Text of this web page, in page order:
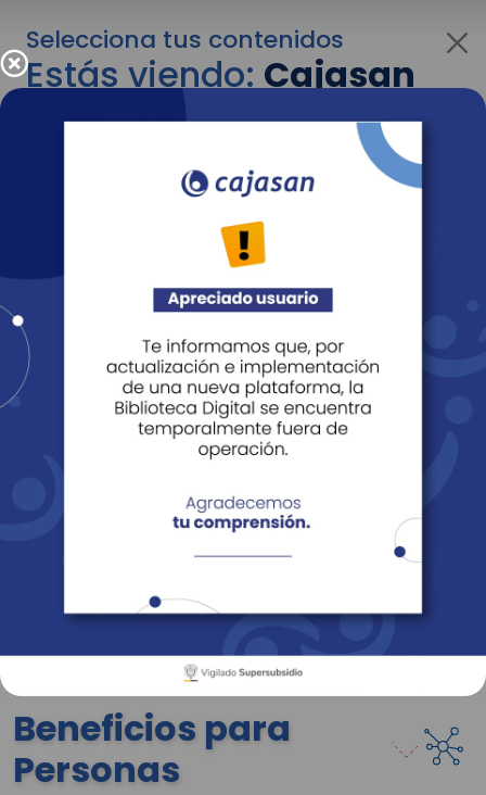
Selecciona tus contenidos
Estás viendo:Cajasan
para personas
Para cambiar al contenido de tu interés más
adelante recuerda utilizar el menú
Entendido
Revista Fácil Vivir
Sedes Directorio Servicios En Línea
Beneficios para
Personas